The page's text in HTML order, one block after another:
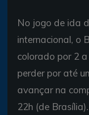
No jogo de ida
internacional, o
colorado por 2
perder por até
avançar na
22h (de